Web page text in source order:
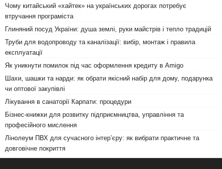
Чому китайський «хайтек» на українських дорогах потребує
втручання програміста
Глиняний посуд України: душа землі, руки майстрів і тепло традицій
Труби для водопроводу та каналізації: вибір, монтаж і правила
експлуатації
Як уникнути помилок під час оформлення кредиту в Amigo
Шахи, шашки та нарди: як обрати якісний набір для дому, подарунка
чи оптової закупівлі
Лікування в санаторії Карпати: процедури
Бізнес-книжки для розвитку підприємництва, управління та
професійного мислення
Лінолеум ПВХ для сучасного інтер’єру: як вибрати практичне та
довговічне покриття